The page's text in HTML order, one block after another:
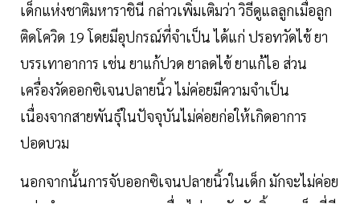
เด็กแห่งชาติมหาราชินี กล่าวเพิ่มเติมว่า วิธีดูแลลูกเมื่อลูก
ติดโควิด 19 โดยมีอุปกรณ์ที่จำเป็น ได้แก่ ปรอทวัดไข้ ยา
บรรเทาอาการ เช่น ยาแก้ปวด ยาลดไข้ ยาแก้ไอ ส่วน
เครื่องวัดออกซิเจนปลายนิ้ว ไม่ค่อยมีความจำเป็น
เนื่องจากสายพันธุ์ในปัจจุบันไม่ค่อยก่อให้เกิดอาการ
ปอดบวม
นอกจากนั้นการจับออกซิเจนปลายนิ้วในเด็ก มักจะไม่ค่อย